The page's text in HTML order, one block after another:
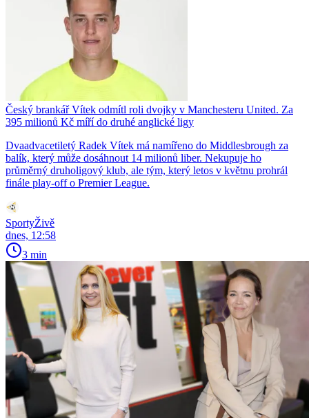
Český brankář Vítek odmítl roli dvojky v Manchesteru United. Za
395 milionů Kč míří do druhé anglické ligy
Dvaadvacetiletý Radek Vítek má namířeno do Middlesbrough za
balík, který může dosáhnout 14 milionů liber. Nekupuje ho
průměrný druholigový klub, ale tým, který letos v květnu prohrál
finále play-off o Premier League.
SportyŽivě
dnes, 12:58
3 min